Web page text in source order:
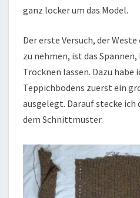
ganz locker um das Model.
Der erste Versuch, der
zu nehmen, ist das
Trocknen lassen. Dazu habe
Teppichbodens zuerst ein
ausgelegt. Darauf stecke ich
dem Schnittmuster.